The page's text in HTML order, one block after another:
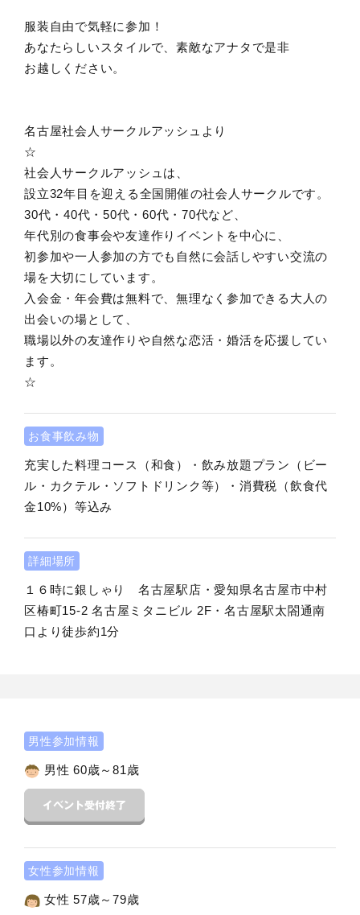
服装自由で気軽に参加！
あなたらしいスタイルで、素敵なアナタで是非
お越しください。
名古屋社会人サークルアッシュより
☆
社会人サークルアッシュは、
設立32年目を迎える全国開催の社会人サークルです。
30代・40代・50代・60代・70代など、
年代別の食事会や友達作りイベントを中心に、
初参加や一人参加の方でも自然に会話しやすい交流の
場を大切にしています。
入会金・年会費は無料で、無理なく参加できる大人の
出会いの場として、
職場以外の友達作りや自然な恋活・婚活を応援してい
ます。
☆
お食事飲み物
充実した料理コース（和食）・飲み放題プラン（ビー
ル・カクテル・ソフトドリンク等）・消費税（飲食代
金10%）等込み
詳細場所
１６時に銀しゃり 名古屋駅店・愛知県名古屋市中村
区椿町15-2 名古屋ミタニビル 2F・名古屋駅太閤通南
口より徒歩約1分
男性参加情報
男性 60歳～81歳
女性参加情報
女性 57歳～79歳